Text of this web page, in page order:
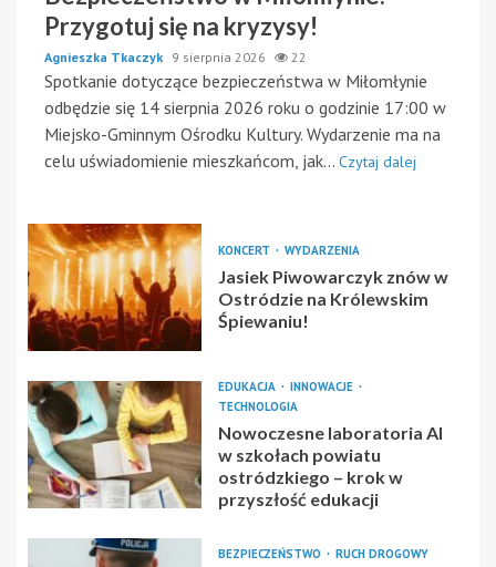
Przygotuj się na kryzysy!
Agnieszka Tkaczyk 9 sierpnia 2026 22
Spotkanie dotyczące bezpieczeństwa w Miłomłynie
odbędzie się 14 sierpnia 2026 roku o godzinie 17:00 w
Miejsko-Gminnym Ośrodku Kultury. Wydarzenie ma na
celu uświadomienie mieszkańcom, jak... Czytaj dalej
KONCERT WYDARZENIA
Jasiek Piwowarczyk znów w
Ostródzie na Królewskim
Śpiewaniu!
EDUKACJA
INNOWACJE
TECHNOLOGIA
Nowoczesne laboratoria AI
w szkołach powiatu
ostródzkiego – krok w
przyszłość edukacji
BEZPIECZEŃSTWO RUCH DROGOWY